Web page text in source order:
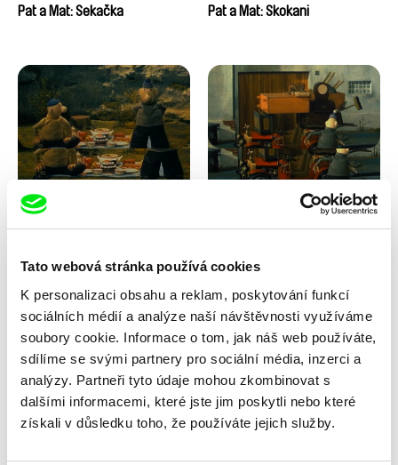
Tato webová stránka používá cookies
K personalizaci obsahu a reklam, poskytování funkcí
sociálních médií a analýze naší návštěvnosti využíváme
soubory cookie. Informace o tom, jak náš web používáte,
sdílíme se svými partnery pro sociální média, inzerci a
analýzy. Partneři tyto údaje mohou zkombinovat s
dalšími informacemi, které jste jim poskytli nebo které
získali v důsledku toho, že používáte jejich služby.
Pat a Mat: Sekačka
Pat a Mat: Skokani
Lubomír Beneš
Pat a Mat: Snídaně v trávě
Pat a Mat: Stěhování
Lubomír Beneš
Lubomír Beneš